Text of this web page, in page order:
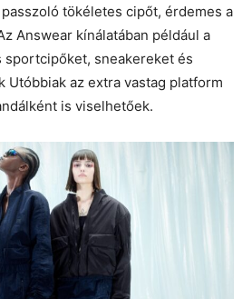
tökéletes cipőt, érdemes a
Answear kínálatában például a
sneakereket és
Utóbbiak az extra vastag platform
is viselhetőek.